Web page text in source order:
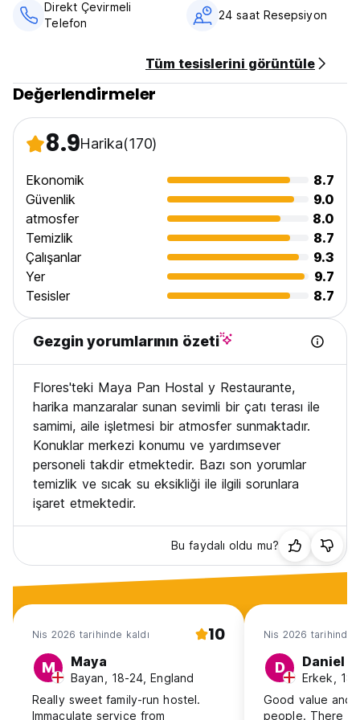
Direkt Çevirmeli
Telefon
24 saat Resepsiyon
Tüm tesislerini görüntüle
Değerlendirmeler
8.9Harika(170)
Ekonomik
8.7
Güvenlik
9.0
atmosfer
8.0
Temizlik
8.7
Çalışanlar
9.3
Yer
9.7
Tesisler
8.7
Gezgin yorumlarının özeti
Flores'teki Maya Pan Hostal y Restaurante,
harika manzaralar sunan sevimli bir çatı terası ile
samimi, aile işletmesi bir atmosfer sunmaktadır.
Konuklar merkezi konumu ve yardımsever
personeli takdir etmektedir. Bazı son yorumlar
temizlik ve sıcak su eksikliği ile ilgili sorunlara
işaret etmektedir.
Bu faydalı oldu mu?
Nis 2026 tarihinde kaldı 10
M Maya
Bayan, 18-24, England
Really sweet family-run hostel.
Immaculate service from
Nis 2026 tarihinde
D Daniel
Erkek,
Good value and
people. There